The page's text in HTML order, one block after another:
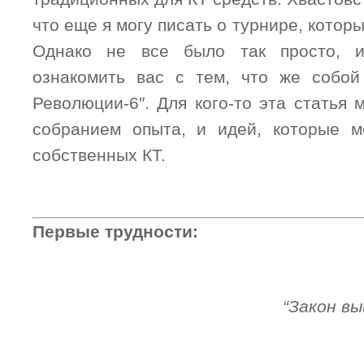
что еще я могу писать о турнире,
Однако не все было так просто, и
ознакомить вас с тем, что же собой
Революции-6″. Для кого-то эта статья
собранием опыта, и идей, которые
собственных КТ.
Первые трудности:
“Закон